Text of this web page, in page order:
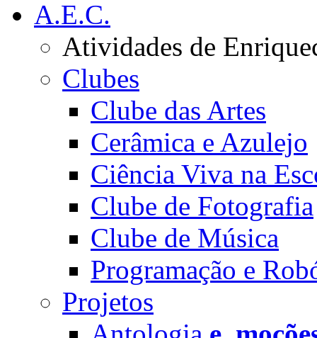
A.E.C.
Atividades de
Clubes
Clube das Artes
Cerâmica e Azulejo
Ciência Viva na
Clube de Fotografia
Clube de Música
Programação e
Projetos